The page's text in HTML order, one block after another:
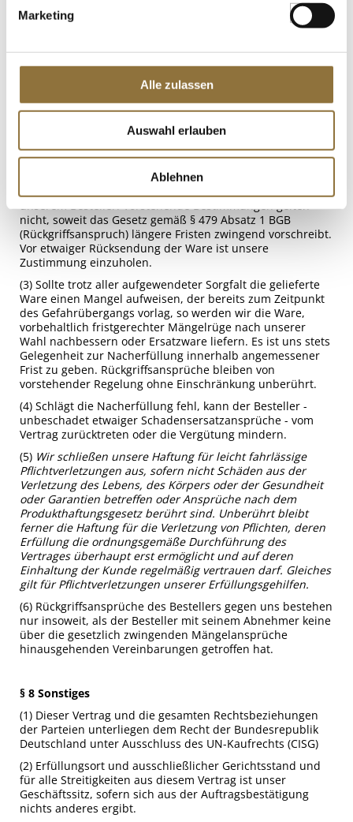
Marketing
Alle zulassen
Auswahl erlauben
Ablehnen
dass dieser seinen nach § 377 HGB geschuldeten
Untersuchungs- und Rügeobliegenheiten ordnungsgemäß
der Frachtdokumente im Beisein des Überbringers
kontrolliert werden. Wird der Mangel bereits bei der
notwendigen Eingangskontrolle entdeckt, so ist er auf den
Frachtbegleitpapieren des Transportunternehmens
entsprechend zu dokumentieren. Schäden, deren Höhe
den gelieferten Warenwert überschreiten, sind sofort
uns ggf. zur Verfügung zu stellen (Beweissicherung).
(2) Mängelansprüche verjähren in 12 Monaten nach
erfolgter Ablieferung der von uns gelieferten Ware bei
unserem Besteller. Vorstehende Bestimmungen gelten
nicht, soweit das Gesetz gemäß § 479 Absatz 1 BGB
(Rückgriffsanspruch) längere Fristen zwingend vorschreibt.
Vor etwaiger Rücksendung der Ware ist unsere
Zustimmung einzuholen.
(3) Sollte trotz aller aufgewendeter Sorgfalt die gelieferte
Ware einen Mangel aufweisen, der bereits zum Zeitpunkt
des Gefahrübergangs vorlag, so werden wir die Ware,
vorbehaltlich fristgerechter Mängelrüge nach unserer
Wahl nachbessern oder Ersatzware liefern. Es ist uns stets
Gelegenheit zur Nacherfüllung innerhalb angemessener
Frist zu geben. Rückgriffsansprüche bleiben von
vorstehender Regelung ohne Einschränkung unberührt.
(4) Schlägt die Nacherfüllung fehl, kann der Besteller -
unbeschadet etwaiger Schadensersatzansprüche - vom
Vertrag zurücktreten oder die Vergütung mindern.
(5) Wir schließen unsere Haftung für leicht fahrlässige
Pflichtverletzungen aus, sofern nicht Schäden aus der
Verletzung des Lebens, des Körpers oder der Gesundheit
oder Garantien betreffen oder Ansprüche nach dem
Produkthaftungsgesetz berührt sind. Unberührt bleibt
ferner die Haftung für die Verletzung von Pflichten, deren
Erfüllung die ordnungsgemäße Durchführung des
Vertrages überhaupt erst ermöglicht und auf deren
Einhaltung der Kunde regelmäßig vertrauen darf. Gleiches
gilt für Pflichtverletzungen unserer Erfüllungsgehilfen.
(6) Rückgriffsansprüche des Bestellers gegen uns bestehen
nur insoweit, als der Besteller mit seinem Abnehmer keine
über die gesetzlich zwingenden Mängelansprüche
hinausgehenden Vereinbarungen getroffen hat.
§ 8 Sonstiges
(1) Dieser Vertrag und die gesamten Rechtsbeziehungen
der Parteien unterliegen dem Recht der Bundesrepublik
Deutschland unter Ausschluss des UN-Kaufrechts (CISG)
(2) Erfüllungsort und ausschließlicher Gerichtsstand und
für alle Streitigkeiten aus diesem Vertrag ist unser
Geschäftssitz, sofern sich aus der Auftragsbestätigung
nichts anderes ergibt.